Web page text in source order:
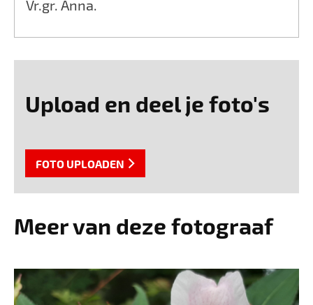
Vr.gr. Anna.
Upload en deel je foto's
FOTO UPLOADEN
Meer van deze fotograaf